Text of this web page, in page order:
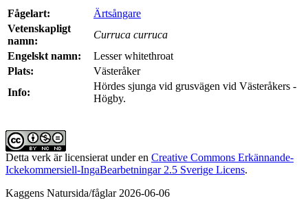
Fågelart:
Ärtsångare
Vetenskapligt
namn:
Curruca curruca
Engelskt namn:
Lesser whitethroat
Plats:
Västeråker
Info:
Hördes sjunga vid grusvägen vid Västeråkers -
Högby.
Detta verk är licensierat under en Creative Commons Erkännande-
Ickekommersiell-IngaBearbetningar 2.5 Sverige Licens.
Kaggens Natursida/fåglar 2026-06-06